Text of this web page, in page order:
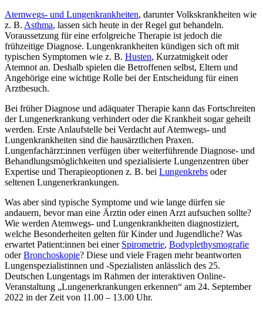
Atemwegs- und Lungenkrankheiten, darunter Volkskrankheiten wie
z. B. Asthma, lassen sich heute in der Regel gut behandeln.
Voraussetzung für eine erfolgreiche Therapie ist jedoch die
frühzeitige Diagnose. Lungenkrankheiten kündigen sich oft mit
typischen Symptomen wie z. B. Husten, Kurzatmigkeit oder
Atemnot an. Deshalb spielen die Betroffenen selbst, Eltern und
Angehörige eine wichtige Rolle bei der Entscheidung für einen
Arztbesuch.
Bei früher Diagnose und adäquater Therapie kann das Fortschreiten
der Lungenerkrankung verhindert oder die Krankheit sogar geheilt
werden. Erste Anlaufstelle bei Verdacht auf Atemwegs- und
Lungenkrankheiten sind die hausärztlichen Praxen.
Lungenfachärzt:innen verfügen über weiterführende Diagnose- und
Behandlungsmöglichkeiten und spezialisierte Lungenzentren über
Expertise und Therapieoptionen z. B. bei Lungenkrebs oder
seltenen Lungenerkrankungen.
Was aber sind typische Symptome und wie lange dürfen sie
andauern, bevor man eine Ärztin oder einen Arzt aufsuchen sollte?
Wie werden Atemwegs- und Lungenkrankheiten diagnostiziert,
welche Besonderheiten gelten für Kinder und Jugendliche? Was
erwartet Patient:innen bei einer Spirometrie, Bodyplethysmografie
oderBronchoskopie? Diese und viele Fragen mehr beantworten
Lungenspezialistinnen und -Spezialisten anlässlich des 25.
Deutschen Lungentags im Rahmen der interaktiven Online-
Veranstaltung „Lungenerkrankungen erkennen“ am 24. September
2022 in der Zeit von 11.00 – 13.00 Uhr.